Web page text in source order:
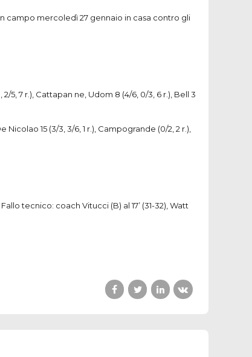
campo mercoledì 27 gennaio in casa contro gli
2/5, 7 r.), Cattapan ne, Udom 8 (4/6, 0/3, 6 r.), Bell 3
Nicolao 15 (3/3, 3/6, 1 r.), Campogrande (0/2, 2 r.),
tecnico: coach Vitucci (B) al 17’ (31-32), Watt